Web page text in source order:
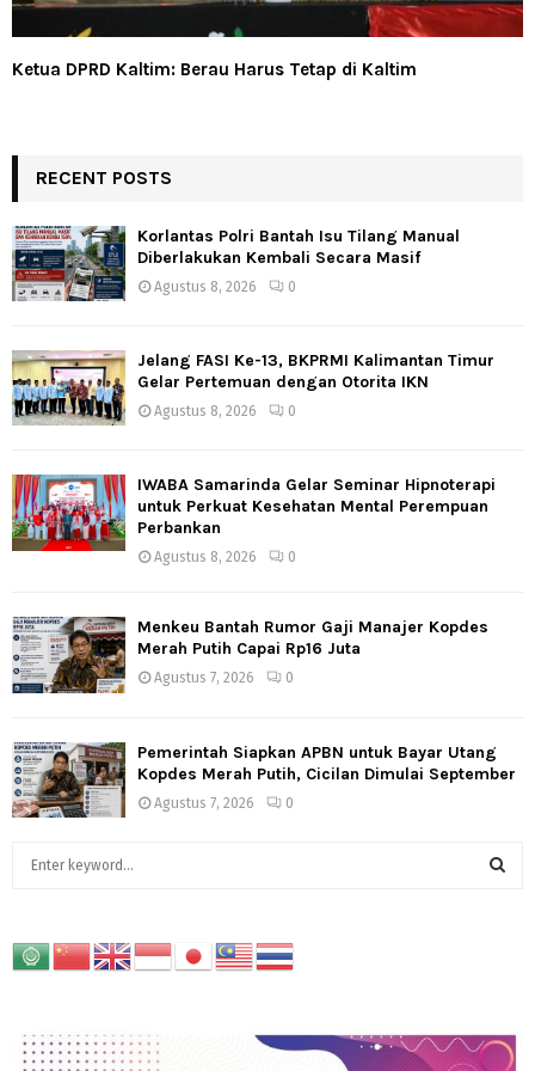
Ketua DPRD Kaltim: Berau Harus Tetap di Kaltim
RECENT POSTS
Korlantas Polri Bantah Isu Tilang Manual
Diberlakukan Kembali Secara Masif
Agustus 8, 2026 0
Jelang FASI Ke-13, BKPRMI Kalimantan Timur
Gelar Pertemuan dengan Otorita IKN
Agustus 8, 2026 0
IWABA Samarinda Gelar Seminar Hipnoterapi
untuk Perkuat Kesehatan Mental Perempuan
Perbankan
Agustus 8, 2026 0
Menkeu Bantah Rumor Gaji Manajer Kopdes
Merah Putih Capai Rp16 Juta
Agustus 7, 2026 0
Pemerintah Siapkan APBN untuk Bayar Utang
Kopdes Merah Putih, Cicilan Dimulai September
Agustus 7, 2026 0
c